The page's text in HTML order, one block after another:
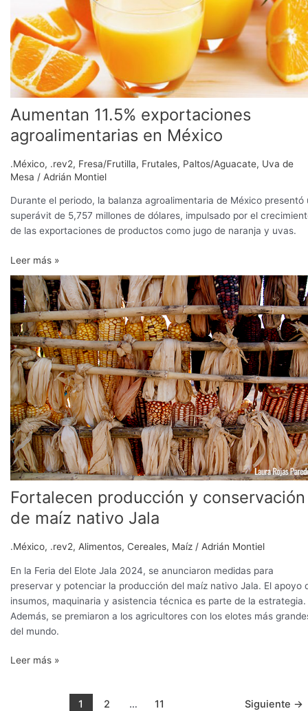
Aumentan 11.5% exportaciones
agroalimentarias en México
.México, .rev2, Fresa/Frutilla, Frutales, Paltos/Aguacate, Uva de
Mesa / Adrián Montiel
Durante el periodo, la balanza agroalimentaria de México presentó
superávit de 5,757 millones de dólares, impulsado por el
de las exportaciones de productos como jugo de naranja y uvas.
México
Leer más »
Fortalecen producción y conservación
de maíz nativo Jala
.México, .rev2, Alimentos, Cereales, Maíz / Adrián Montiel
En la Feria del Elote Jala 2024, se anunciaron medidas para
preservar y potenciar la producción del maíz nativo Jala. El apoyo
insumos, maquinaria y asistencia técnica es parte de la estrategia.
Además, se premiaron a los agricultores con los elotes más
del mundo.
Fortalecen
producción
y
conservación
de
maíz
nativo
Jala
Leer más »
1 2 … 11 Siguiente →